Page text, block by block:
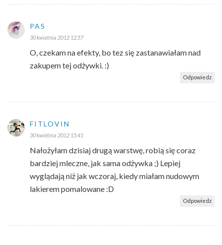
PAS
30 kwietnia 2012 12:57
O, czekam na efekty, bo tez się zastanawiałam nad
zakupem tej odżywki. :)
Odpowiedz
FITLOVIN
30 kwietnia 2012 15:41
Nałożyłam dzisiaj drugą warstwę, robią się coraz
bardziej mleczne, jak sama odżywka ;) Lepiej
wyglądają niż jak wczoraj, kiedy miałam nudowym
lakierem pomalowane :D
Odpowiedz